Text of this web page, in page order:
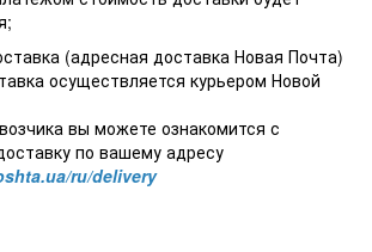
(адресная доставка Новая Почта)
осуществляется курьером Новой
вы можете ознакомится с
по вашему адресу
ru/delivery